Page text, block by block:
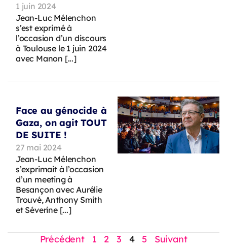
1 juin 2024
Jean-Luc Mélenchon
s’est exprimé à
l’occasion d’un discours
à Toulouse le 1 juin 2024
avec Manon [...]
Face au génocide à
Gaza, on agit TOUT
DE SUITE !
27 mai 2024
Jean-Luc Mélenchon
s’exprimait à l’occasion
d’un meeting à
Besançon avec Aurélie
Trouvé, Anthony Smith
et Séverine [...]
Précédent 1 2 3 4 5 Suivant